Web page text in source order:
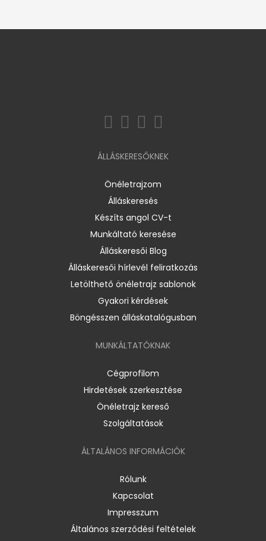
ÁLLÁSKERESŐKNEK
Önéletrajzom
Álláskeresés
Készíts angol CV-t
Munkáltató keresése
Álláskeresői Blog
Álláskeresői hírlevél feliratkozás
Letölthető önéletrajz sablonok
Gyakori kérdések
Böngésszen álláskatalógusban
MUNKÁLTATÓKNAK
Cégprofilom
Hirdetések szerkesztése
Önéletrajz kereső
Szolgáltatások
ÁLTALÁNOS INFORMÁCIÓK
Rólunk
Kapcsolat
Impresszum
Általános szerződési feltételek